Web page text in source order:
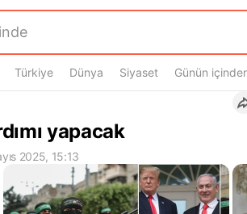
Türkiye Dünya Siyaset Günün
yapacak
2025, 15:13